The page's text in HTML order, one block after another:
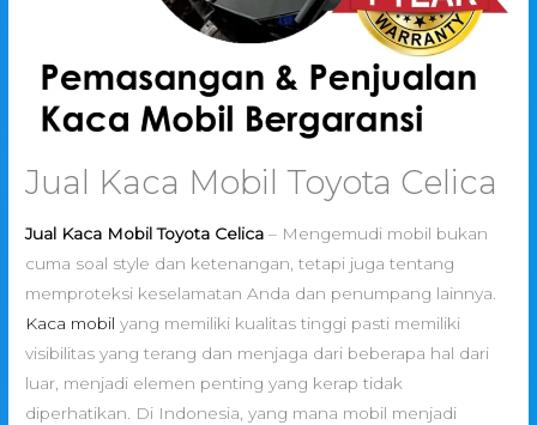
Jual Kaca Mobil Toyota Celica
Jual Kaca Mobil Toyota Celica – Mengemudi mobil bukan
cuma soal style dan ketenangan, tetapi juga tentang
memproteksi keselamatan Anda dan penumpang lainnya.
Kaca mobil yang memiliki kualitas tinggi pasti memiliki
visibilitas yang terang dan menjaga dari beberapa hal dari
luar, menjadi elemen penting yang kerap tidak
diperhatikan. Di Indonesia, yang mana mobil menjadi